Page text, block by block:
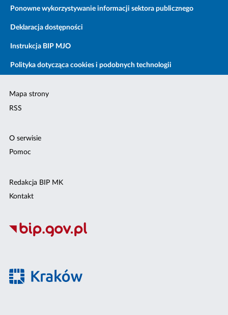
Ponowne wykorzystywanie informacji sektora publicznego
Deklaracja dostępności
Instrukcja BIP MJO
Polityka dotycząca cookies i podobnych technologii
Mapa strony
RSS
O serwisie
Pomoc
Redakcja BIP MK
Kontakt